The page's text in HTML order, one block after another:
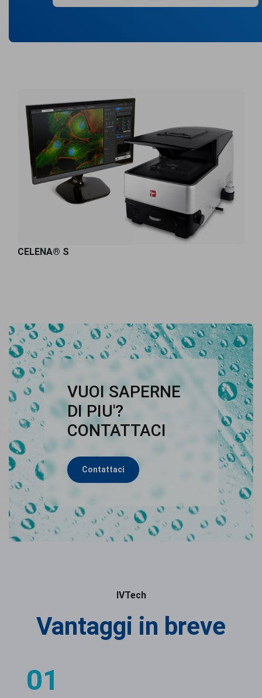
CELENA® S
VUOI SAPERNE
DI PIU'?
CONTATTACI
Contattaci
IVTech
Vantaggi in breve
01